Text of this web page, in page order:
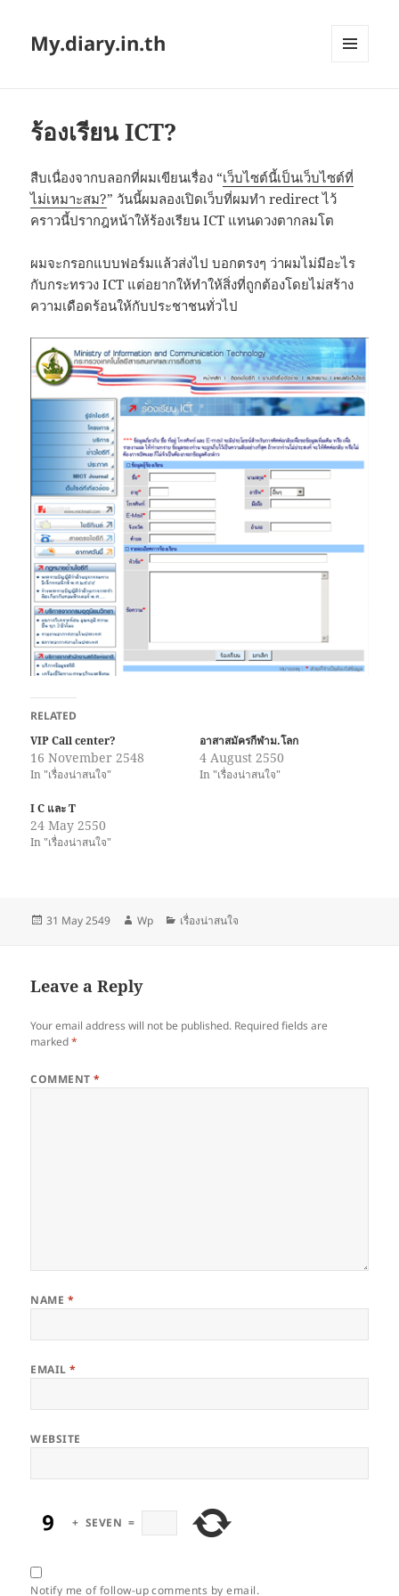
My.diary.in.th
ร้องเรียน ICT?
สืบเนื่องจากบลอกที่ผมเขียนเรื่อง “เว็บไซต์นี้เป็นเว็บไซต์ที่
ไม่เหมาะสม?” วันนี้ผมลองเปิดเว็บที่ผมทำ redirect ไว้
คราวนี้ปรากฎหน้าให้ร้องเรียน ICT แทนดวงตากลมโต
ผมจะกรอกแบบฟอร์มแล้วส่งไป บอกตรงๆ ว่าผมไม่มีอะไร
กับกระทรวง ICT แต่อยากให้ทำให้สิ่งที่ถูกต้องโดยไม่สร้าง
ความเดือดร้อนให้กับประชาชนทั่วไป
RELATED
VIP Call center?
16 November 2548
In "เรื่องน่าสนใจ"
อาสาสมัครกีฬาม.โลก
4 August 2550
In "เรื่องน่าสนใจ"
I C และ T
24 May 2550
In "เรื่องน่าสนใจ"
Posted
31 May 2549 Author
Wp Categories
เรื่องน่าสนใจ
Leave a Reply
Your email address will not be published. Required fields are
marked*
COMMENT*
NAME *
EMAIL*
WEBSITE
+ SEVEN =
Notify me of follow-up comments by email.